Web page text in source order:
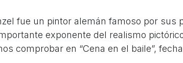
fue un pintor alemán famoso por sus
exponente del realismo
comprobar en “Cena en el baile”,